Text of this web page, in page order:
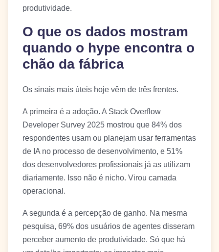
produtividade.
O que os dados mostram
quando o hype encontra o
chão da fábrica
Os sinais mais úteis hoje vêm de três frentes.
A primeira é a adoção. A Stack Overflow
Developer Survey 2025 mostrou que 84% dos
respondentes usam ou planejam usar ferramentas
de IA no processo de desenvolvimento, e 51%
dos desenvolvedores profissionais já as utilizam
diariamente. Isso não é nicho. Virou camada
operacional.
A segunda é a percepção de ganho. Na mesma
pesquisa, 69% dos usuários de agentes disseram
perceber aumento de produtividade. Só que há